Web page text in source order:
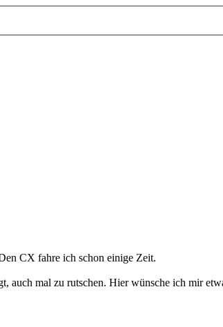
CX fahre ich schon einige Zeit.
auch mal zu rutschen. Hier wünsche ich mir